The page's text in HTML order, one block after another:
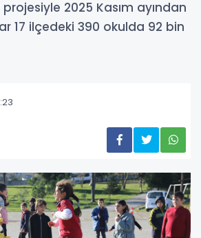
projesiyle 2025 Kasım ayından
17 ilçedeki 390 okulda 92 bin